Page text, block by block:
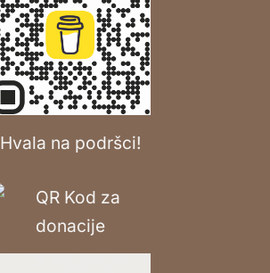
Hvala na podršci!